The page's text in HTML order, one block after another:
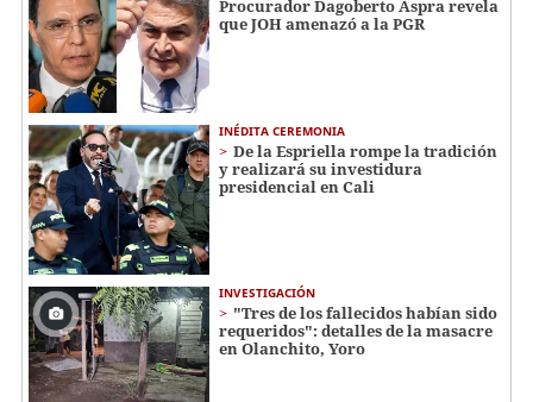
Procurador Dagoberto Aspra revela
que JOH amenazó a la PGR
INÉDITA CEREMONIA
De la Espriella rompe la tradición
y realizará su investidura
presidencial en Cali
INVESTIGACIÓN
"Tres de los fallecidos habían sido
requeridos": detalles de la masacre
en Olanchito, Yoro